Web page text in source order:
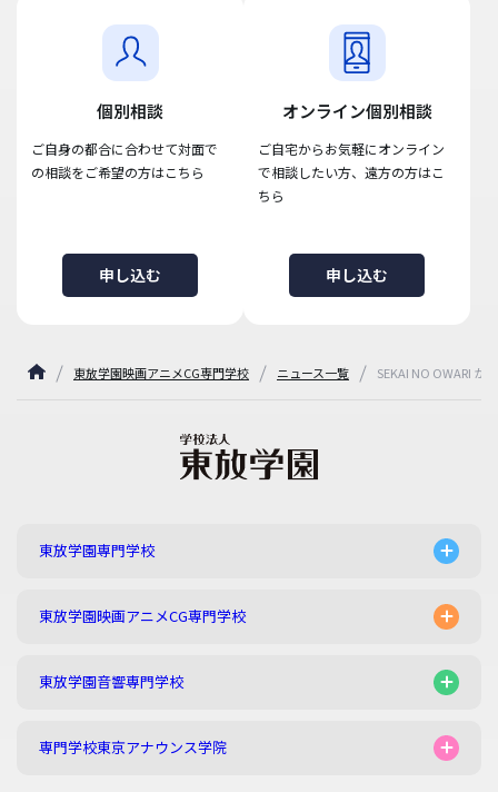
個別相談
ご自身の都合に合わせて対面で
の相談をご希望の方はこちら
申し込む
オンライン個別相談
ご自宅からお気軽にオンライン
で相談したい方、遠方の方はこ
ちら
申し込む
東放学園映画アニメCG専門学校 ニュース一覧 SEKAI NO OWARI
東放学園専門学校
東放学園映画アニメCG専門学校
東放学園音響専門学校
専門学校東京アナウンス学院